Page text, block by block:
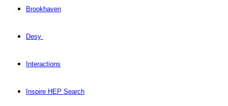
Brookhaven
Desy
Interactions
Inspire HEP Search